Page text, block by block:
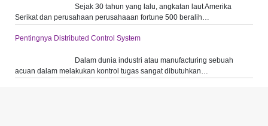
Sejak 30 tahun yang lalu, angkatan laut Amerika
Serikat dan perusahaan perusahaaan fortune 500 beralih…
Pentingnya Distributed Control System
Dalam dunia industri atau manufacturing sebuah
acuan dalam melakukan kontrol tugas sangat dibutuhkan…